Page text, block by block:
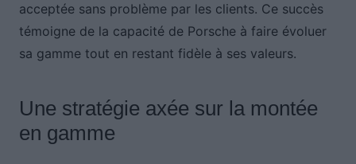
acceptée sans problème par les clients. Ce succès
témoigne de la capacité de Porsche à faire évoluer
sa gamme tout en restant fidèle à ses valeurs.
Une stratégie axée sur la montée
en gamme